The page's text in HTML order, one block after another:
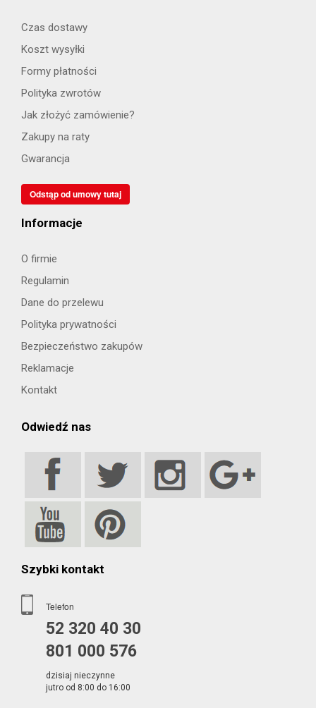
Czas dostawy
Koszt wysyłki
Formy płatności
Polityka zwrotów
Jak złożyć zamówienie?
Zakupy na raty
Gwarancja
Odstąp od umowy tutaj
Informacje
O firmie
Regulamin
Dane do przelewu
Polityka prywatności
Bezpieczeństwo zakupów
Reklamacje
Kontakt
Odwiedź nas
Szybki kontakt
Telefon
52 320 40 30
801 000 576
dzisiaj nieczynne
jutro od 8:00 do 16:00